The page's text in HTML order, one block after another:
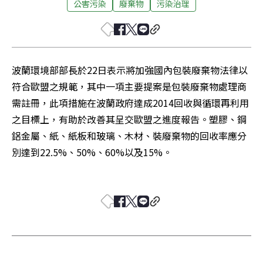
公害污染 廢棄物 污染治理
波蘭環境部部長於22日表示將加強國內包裝廢棄物法律以
符合歐盟之規範，其中一項主要提案是包裝廢棄物處理商
需註冊，此項措施在波蘭政府達成2014回收與循環再利用
之目標上，有助於改善其呈交歐盟之進度報告。塑膠、鋼
鋁金屬、紙、紙板和玻璃、木材、裝廢棄物的回收率應分
別達到22.5%、50%、60%以及15%。